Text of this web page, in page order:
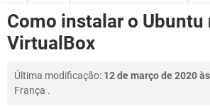
OUTLOOK EXCEL
INSTAGRAM
JOGOS WHATSAPP
CELULAR
INSTAGRAM GMAIL
DOWNLOADS
JOGOS
OUTLOOK
FÓRUM
JOGOS
GLOSSÁRIO
Distribuições Ubuntu
Como instalar o Ubuntu
VirtualBox
Última modificação: 12 de março de 2020
França .